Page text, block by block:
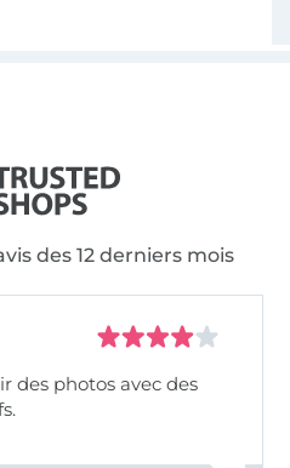
des 12 derniers mois
des photos avec des